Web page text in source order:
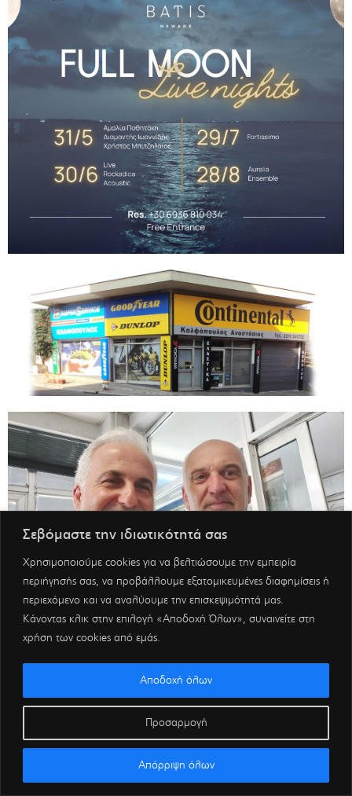
Σεβόμαστε την ιδιωτικότητά σας
Χρησιμοποιούμε cookies για να βελτιώσουμε την εμπειρία
περιήγησής σας, να προβάλλουμε εξατομικευμένες διαφημίσεις ή
περιεχόμενο και να αναλύουμε την επισκεψιμότητά μας.
Κάνοντας κλικ στην επιλογή «Αποδοχή Όλων», συναινείτε στη
χρήση των cookies από εμάς.
Προσαρμογή
Απόρριψη όλων
Αποδοχή όλων